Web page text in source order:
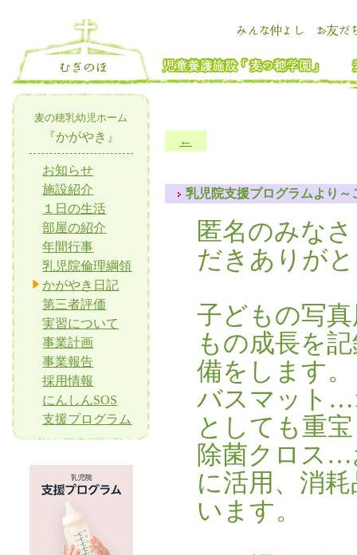
麦の穂乳幼児ホーム
『かがやき』
お知らせ
施設紹介
１日の生活
部屋の紹介
年間行事
乳児院倫理綱領
かがやき日記
第三者評価
実習について
事業計画
事業報告
採用情報
にんしんSOS
支援プログラム
←
乳児院支援プログラムより
匿名のみな
だきありが
子どもの写
もの成長を
備をします。
バスマット…
としても重
除菌クロス…
に活用、消
います。